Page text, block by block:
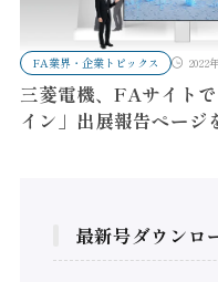
FA業界・企業トピックス 2022
三菱電機、FAサイト
イン」出展報告ページ
最新号ダウンロ